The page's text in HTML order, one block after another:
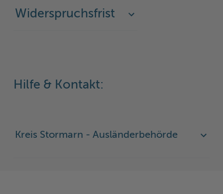
Widerspruchsfrist
Hilfe & Kontakt:
Kreis Stormarn - Ausländerbehörde